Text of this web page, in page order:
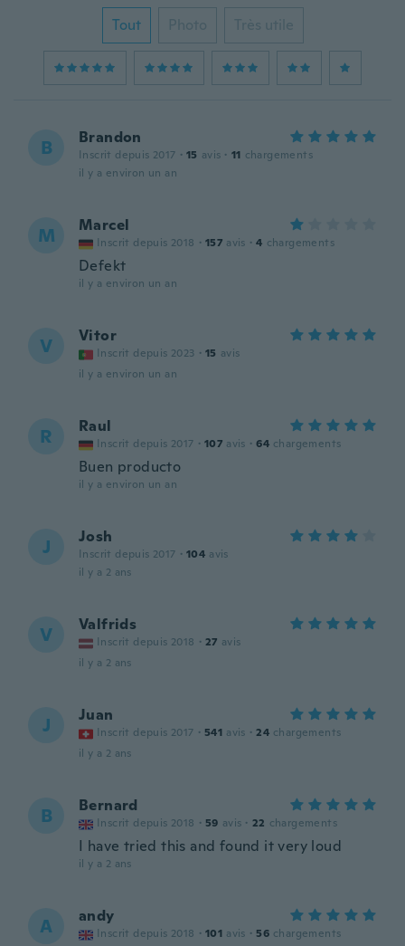
Tout Photo Très utile
B Brandon
Inscrit depuis 2017 · 15 avis · 11 chargements
il y a environ un an
M Marcel
Inscrit depuis 2018 · 157 avis · 4 chargements
Defekt
il y a environ un an
V Vitor
Inscrit depuis 2023 · 15 avis
il y a environ un an
R Raul
Inscrit depuis 2017 · 107 avis · 64 chargements
Buen producto
il y a environ un an
J Josh
Inscrit depuis 2017 · 104 avis
il y a 2 ans
V Valfrids
Inscrit depuis 2018 · 27 avis
il y a 2 ans
J Juan
Inscrit depuis 2017 · 541 avis · 24 chargements
il y a 2 ans
B Bernard
Inscrit depuis 2018 · 59 avis · 22 chargements
I have tried this and found it very loud
il y a 2 ans
A andy
Inscrit depuis 2018 · 101 avis · 56 chargements